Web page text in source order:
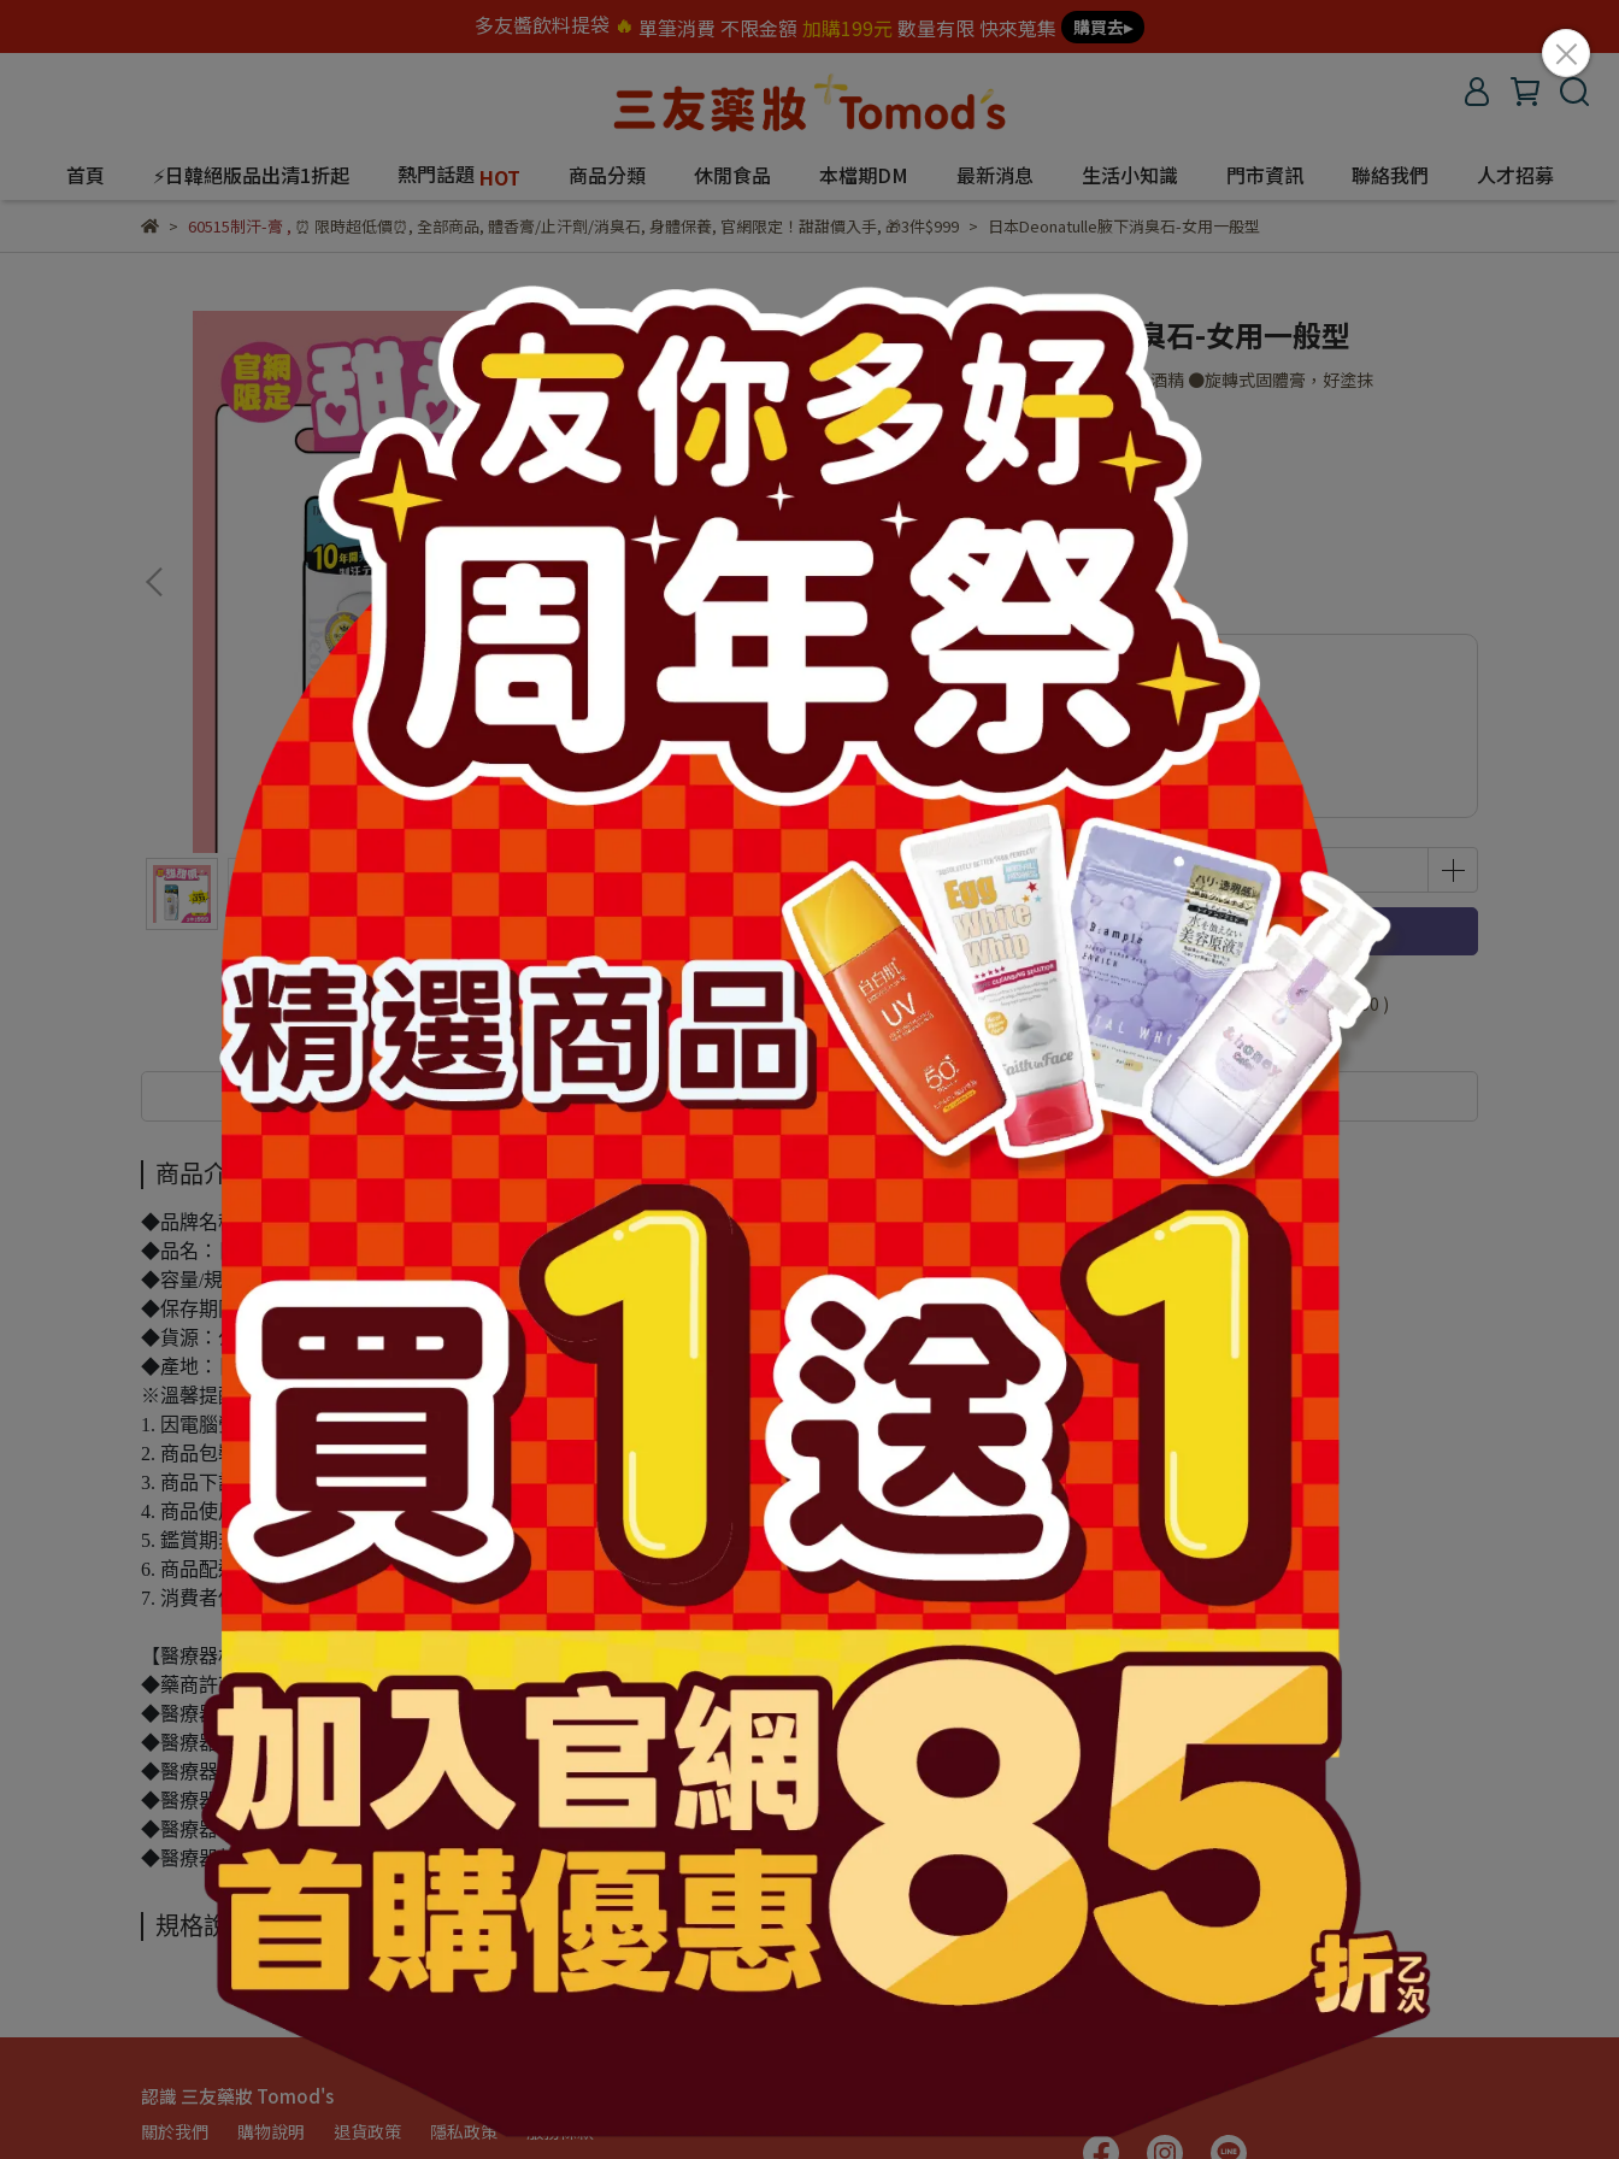
多友醬飲料提袋 🔥 單筆消費 不限金額 加購199元 數量有限 快來蒐集 購買去▸
首頁 ⚡日韓絕版品出清1折起 熱門話題 HOT 商品分類 休閒食品 本檔期DM 最新消息 生活小知識 門市資訊 聯絡我們 人才招募
60515制汗-膏 , ⏰ 限時超低價⏰, 全部商品, 體香膏/止汗劑/消臭石, 身體保養, 官網限定！甜甜價入手, 🎁3件$999 日本Deonatulle腋下消臭石-女用一般型
日本Deonatulle腋下消臭石-女用一般型
●2倍明礬石，淨味制汗 ●無香料、色素、酒精 ●旋轉式固體膏，好塗抹
NT$428 NT$450
商品編號:65886
供貨狀況:
庫存不足
此商品參與的優惠活動
🎁3件$999
超值加價購
滿1500送卸妝膏2000送拉絲乳霜
已售完，貨到通知我
加入最愛 此商品 「 最高 」可以折抵紅利 90000點 (約等於NT$450 )
商品介紹 規格說明
商品介紹
◆品牌名稱：Deonatulle
◆品名：日本Deonatulle腋下消臭石-女用一般型
◆容量/規格：20g
◆保存期限(天)：1825天
◆貨源：公司貨
◆產地：日本
※溫馨提醒：
1. 因電腦螢幕設定及個人觀感之差異，本賣場之商品圖片僅供參考，依實際收到商品為準。
2. 商品包裝會有新舊轉換期，依實際收到商品為準。
3. 商品下訂前，建議實際試色、試用後再行購買，避免顏色不符或肌膚不適等症狀。
4. 商品使用後若出現不適或非預期反應，請尋求專業醫師協助。
5. 鑑賞期非試用期，本產品屬於私人消耗性產品，如已拆封或使用過、無法恢復原狀、商品外盒損壞恕無法辦理退換貨。
6. 商品配送僅包含台灣本島，不包含離島配送(澎湖、金門、馬祖….等)
7. 消費者使用前應詳閱醫療器材說明書。
【醫療器材商(藥商)許可執照】
◆藥商許可執照字號：北市衛藥販(中)字第6401101715號
◆醫療器材商許可執照字號：北市衛器販（中）字第 MD6201047487 號
◆醫療器材商(藥商)名稱：三友藥妝股份有限公司
◆醫療器材商(藥商)地址：台北市中山區民權東路三段4號地下一層
◆醫療器材商(藥商)電話： 02-2792-0501
◆醫療器材商(藥商)諮詢專線：0800-42-6666
◆醫療器材商(藥商)服務時間：週一~五 上午08:30-12:30 下午13:30-17:30 例假日除外
規格說明
認識 三友藥妝 Tomod's
關於我們 購物說明 退貨政策 隱私政策 服務條款